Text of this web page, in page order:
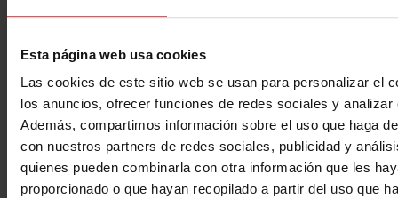
Esta página web usa cookies
Las cookies de este sitio web se usan para personalizar el
los anuncios, ofrecer funciones de redes sociales y analizar
Además, compartimos información sobre el uso que haga
con nuestros partners de redes sociales, publicidad y
quienes pueden combinarla con otra información que les
proporcionado o que hayan recopilado a partir del uso que